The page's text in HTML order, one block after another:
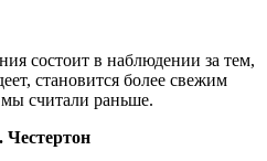
состоит в наблюдении за тем,
становится более свежим
считали раньше.